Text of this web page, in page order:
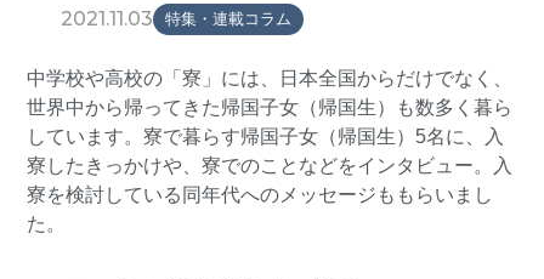
2021.11.03 特集・連載コラム
中学校や高校の「寮」には、日本全国からだけでなく、
世界中から帰ってきた帰国子女（帰国生）も数多く暮ら
しています。寮で暮らす帰国子女（帰国生）5名に、入
寮したきっかけや、寮でのことなどをインタビュー。入
寮を検討している同年代へのメッセージももらいまし
た。